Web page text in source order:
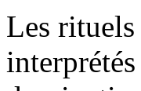
Les rituels